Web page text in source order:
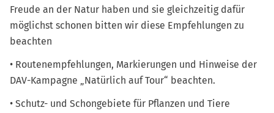
Freude an der Natur haben und sie gleichzeitig dafür
möglichst schonen bitten wir diese Empfehlungen zu
beachten
• Routenempfehlungen, Markierungen und Hinweise der
DAV-Kampagne „Natürlich auf Tour“ beachten.
• Schutz- und Schongebiete für Pflanzen und Tiere